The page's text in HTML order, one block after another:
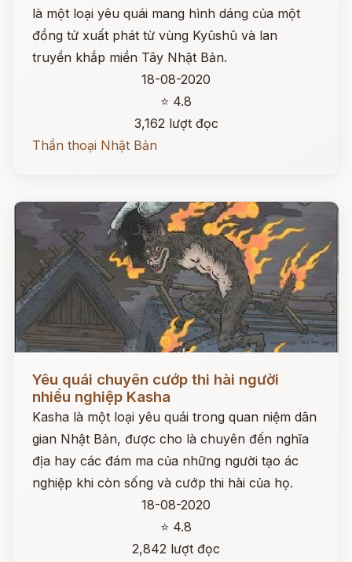
là một loại yêu quái mang hình dáng của một
đồng tử xuất phát từ vùng Kyūshū và lan
truyền khắp miền Tây Nhật Bản.
18-08-2020
⭐ 4.8
3,162 lượt đọc
Thần thoại Nhật Bản
Yêu quái chuyên cướp thi hài người
nhiều nghiệp Kasha
Kasha là một loại yêu quái trong quan niệm dân
gian Nhật Bản, được cho là chuyên đến nghĩa
địa hay các đám ma của những người tạo ác
nghiệp khi còn sống và cướp thi hài của họ.
18-08-2020
⭐ 4.8
2,842 lượt đọc